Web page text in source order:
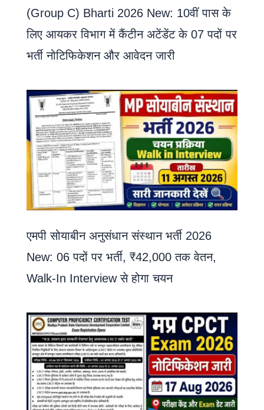
(Group C) Bharti 2026 New: 10वीं पास के
लिए आयकर विभाग में कैंटीन अटेंडेंट के 07 पदों पर
भर्ती नोटिफिकेशन और आवेदन जारी
एमपी सोयाबीन अनुसंधान संस्थान भर्ती 2026
New: 06 पदों पर भर्ती, ₹42,000 तक वेतन,
Walk-In Interview से होगा चयन